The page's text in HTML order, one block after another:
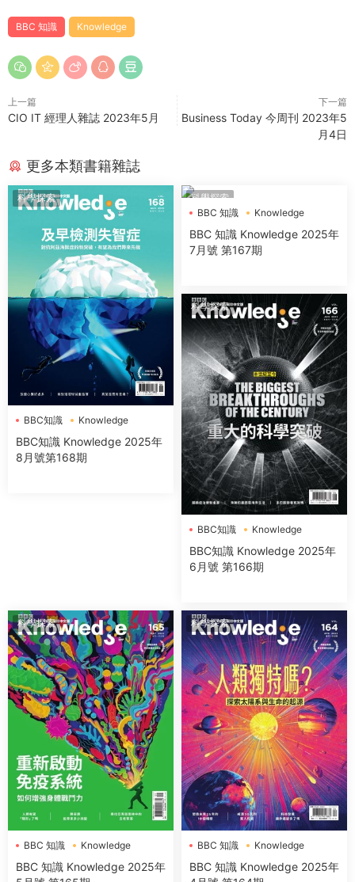
BBC 知識 Knowledge
上一篇
CIO IT 經理人雜誌 2023年5月
下一篇
Business Today 今周刊 2023年5
月4日
更多本類書籍雜誌
科學探索
BBC知識 Knowledge
BBC知識 Knowledge 2025年
8月號第168期
科學探索
BBC 知識
Knowledge
BBC 知識 Knowledge 2025年
7月號 第167期
科學探索
BBC知識 Knowledge
BBC知識 Knowledge 2025年
6月號 第166期
科學探索
BBC 知識 Knowledge
BBC 知識 Knowledge 2025年
科學探索
BBC 知識 Knowledge
BBC 知識 Knowledge 2025年